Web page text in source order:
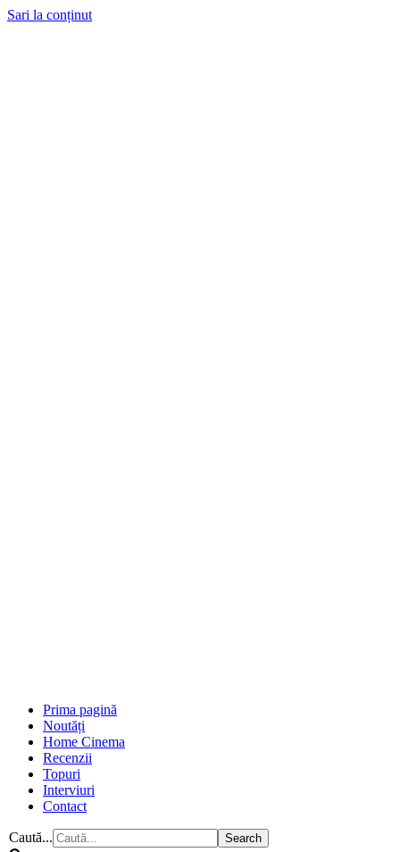
Sari la conținut
Prima pagină
Noutăți
Home Cinema
Recenzii
Topuri
Interviuri
Contact
Caută...